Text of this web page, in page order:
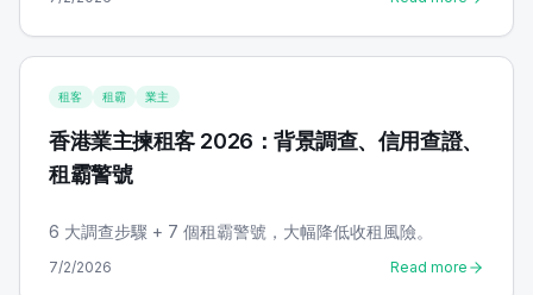
租客 租霸 業主
香港業主揀租客 2026：背景調查、信用查證、
租霸警號
6 大調查步驟 + 7 個租霸警號，大幅降低收租風險。
7/2/2026 Read more